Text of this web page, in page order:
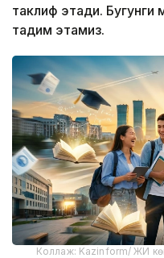
таклиф этади. Бугунги
тақдим этамиз.
Коллаж: Kazinform/ ЖИ